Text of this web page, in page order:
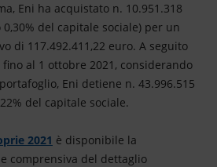
Eni ha acquistato n. 10.951.318
del capitale sociale) per un
di 117.492.411,22 euro. A seguito
al 1 ottobre 2021, considerando
Eni detiene n. 43.996.515
del capitale sociale.
2021 è disponibile la
comprensiva del dettaglio